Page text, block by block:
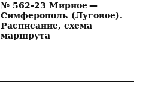
№ 562-23 Мирное —
Симферополь (Луговое).
Расписание, схема
маршрута